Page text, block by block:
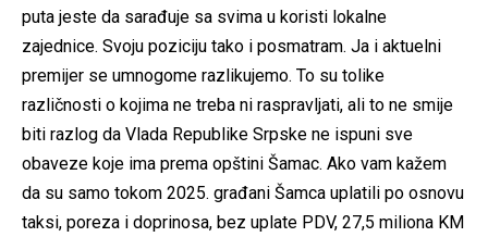
puta jeste da sarađuje sa svima u koristi lokalne
zajednice. Svoju poziciju tako i posmatram. Ja i aktuelni
premijer se umnogome razlikujemo. To su tolike
različnosti o kojima ne treba ni raspravljati, ali to ne smije
biti razlog da Vlada Republike Srpske ne ispuni sve
obaveze koje ima prema opštini Šamac. Ako vam kažem
da su samo tokom 2025. građani Šamca uplatili po osnovu
taksi, poreza i doprinosa, bez uplate PDV, 27,5 miliona KM